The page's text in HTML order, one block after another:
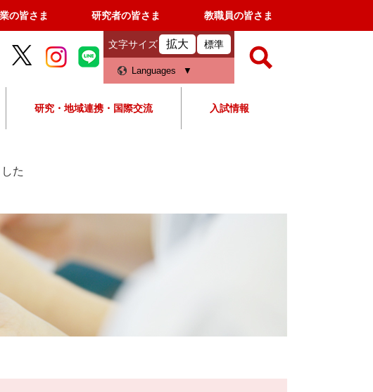
の皆さま 研究者の皆さま 教職員の皆さま
文字サイズ 拡大 標準
Languages
研究・地域連携・国際交流 入試情報
た